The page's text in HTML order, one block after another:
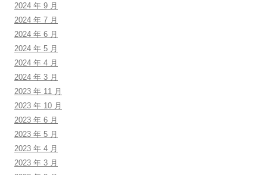
2024 年 9 月
2024 年 7 月
2024 年 6 月
2024 年 5 月
2024 年 4 月
2024 年 3 月
2023 年 11 月
2023 年 10 月
2023 年 6 月
2023 年 5 月
2023 年 4 月
2023 年 3 月